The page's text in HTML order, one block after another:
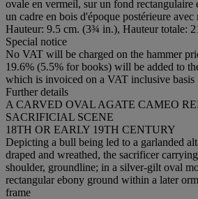
ovale en vermeil, sur un fond rectangulaire
un cadre en bois d'époque postérieure
Hauteur: 9.5 cm. (3¾ in.), Hauteur totale:
Special notice
No VAT will be charged on the hammer
19.6% (5.5% for books) will be added to
which is invoiced on a VAT inclusive basis
Further details
A CARVED OVAL AGATE CAMEO
SACRIFICIAL SCENE
18TH OR EARLY 19TH CENTURY
Depicting a bull being led to a garlanded
draped and wreathed, the sacrificer
shoulder, groundline; in a silver-gilt oval
rectangular ebony ground within a later
frame